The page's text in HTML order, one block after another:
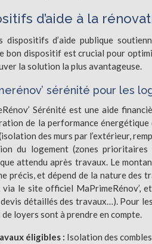
d’aide à la
dispositifs d’aide publique
bon dispositif est crucial pour
la solution la plus avantageuse.
sérénité pour les
Sérénité est une aide
de la performance
des murs par l’extérieur,
du logement (zones
attendu après travaux. Le
précis, et dépend de la nature des
via le site officiel MaPrimeRénov’,
détaillés des travaux…). Pour
loyers sont à prendre en compte.
éligibles : Isolation des